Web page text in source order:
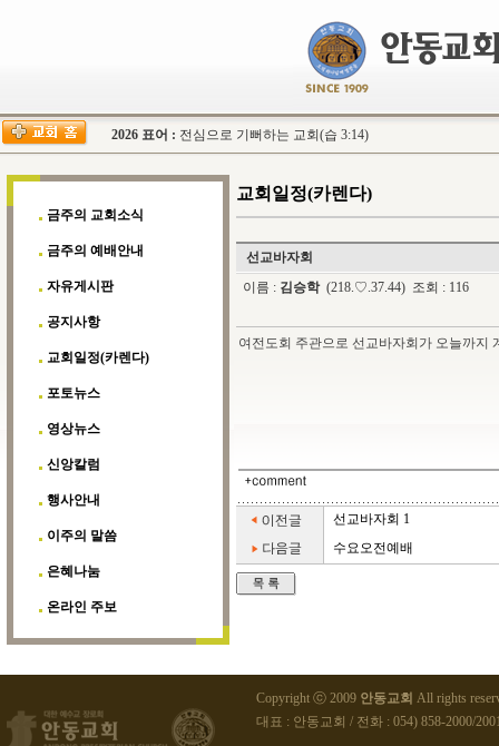
2026 표어 : 전심으로 기뻐하는 교회(습 3:14)
금주의 교회소식
금주의 예배안내
자유게시판
공지사항
교회일정(카렌다)
포토뉴스
영상뉴스
신앙칼럼
행사안내
이주의 말씀
은혜나눔
온라인 주보
교회일정(카렌다)
선교바자회
이름 : 김승학(218.♡.37.44) 조회 : 116
여전도회 주관으로 선교바자회가 오늘까지
선교바자회 1
수요오전예배
Copyright ⓒ 2009 안동교회 All rights
대표 : 안동교회 / 전화 : 054) 858-2000/